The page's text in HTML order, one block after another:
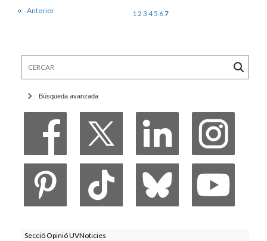
Anterior 1 2 3 45 67
Búsqueda avanzada
Secció Opinió UVNoticies